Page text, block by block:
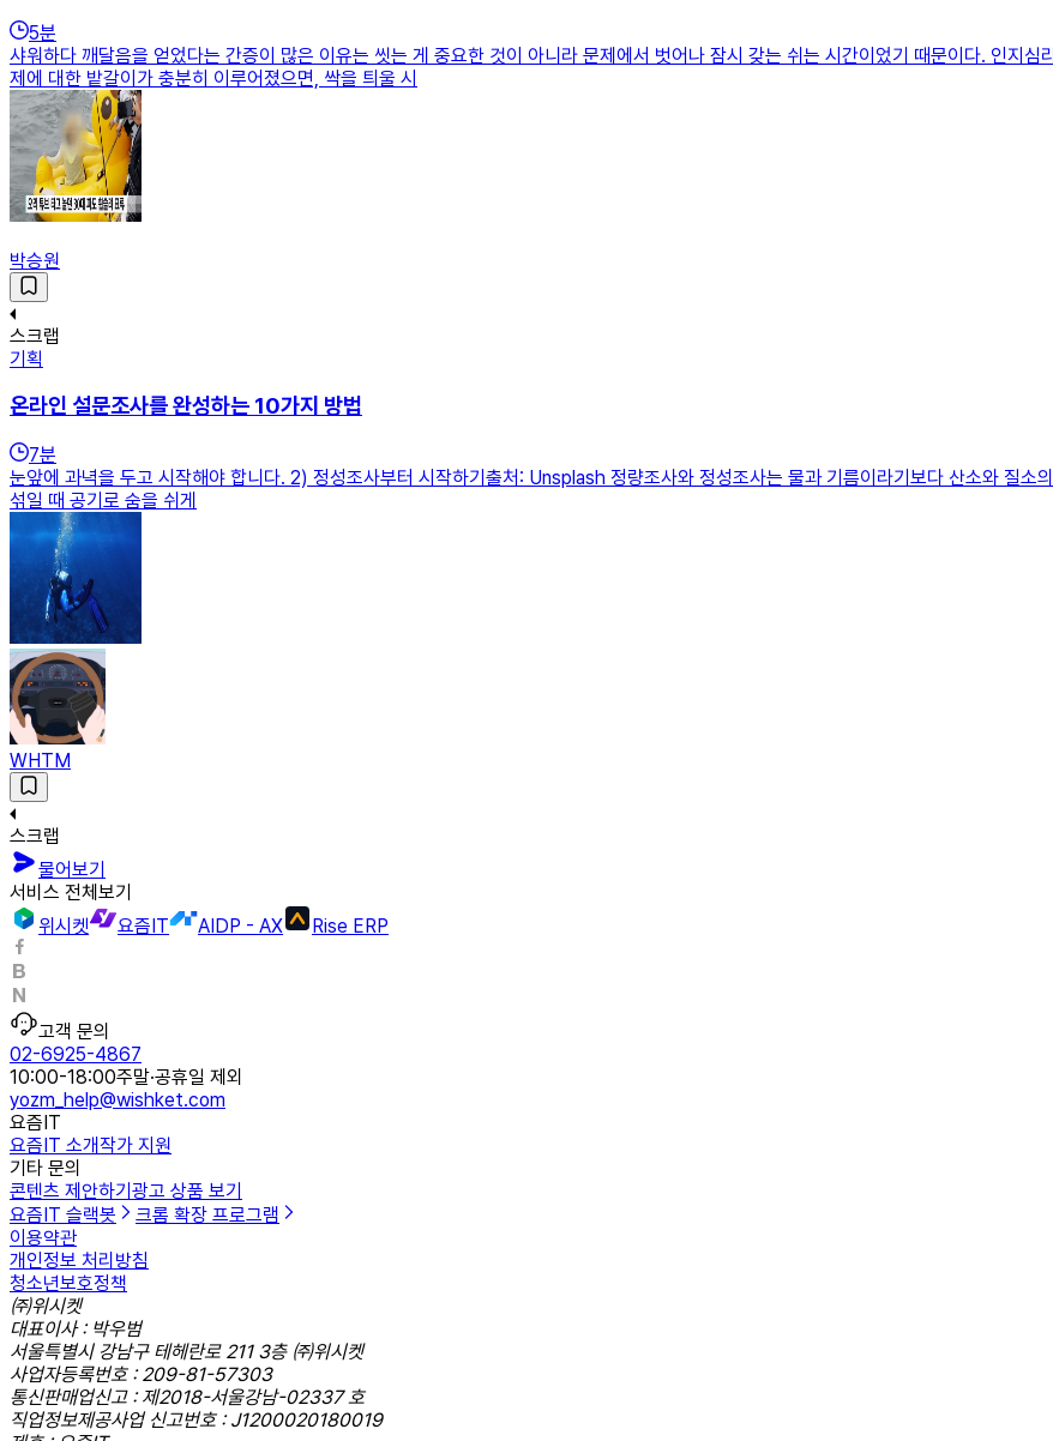
5분
샤워하다 깨달음을 얻었다는 간증이 많은 이유는 씻는 게 중요한 것이 아니라 문제에서 벗어나 잠시 갖는 쉬는 시간이었기 때문이다. 인지
제에 대한 밭갈이가 충분히 이루어졌으면, 싹을 틔울 시
박승원
스크랩
기획
온라인 설문조사를 완성하는 10가지 방법
7분
눈앞에 과녁을 두고 시작해야 합니다. 2) 정성조사부터 시작하기출처: Unsplash 정량조사와 정성조사는 물과 기름이라기보다 산소와 질소
섞일 때 공기로 숨을 쉬게
WHTM
스크랩
물어보기
서비스 전체보기
위시켓
요즘IT AIDP - AX Rise ERP
고객 문의
02-6925-4867
10:00-18:00주말·공휴일 제외
yozm_help@wishket.com
요즘IT
요즘IT 소개작가 지원
기타 문의
콘텐츠 제안하기 광고 상품 보기
요즘IT 슬랙봇
크롬 확장 프로그램
이용약관
개인정보 처리방침
청소년보호정책
㈜위시켓
대표이사 : 박우범
서울특별시 강남구 테헤란로 211 3층 ㈜위시켓
사업자등록번호 : 209-81-57303
통신판매업신고 : 제2018-서울강남-02337 호
직업정보제공사업 신고번호 : J1200020180019